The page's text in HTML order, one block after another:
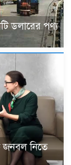
ডলারের পণ্য
জনবল নিতে